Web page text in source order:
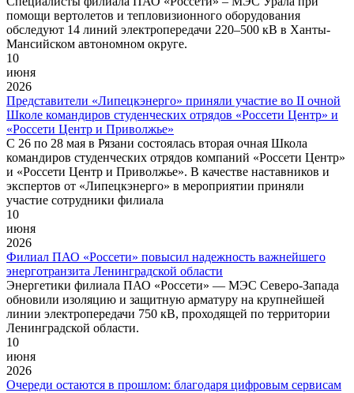
помощи вертолетов и тепловизионного оборудования
обследуют 14 линий электропередачи 220–500 кВ в Ханты-
Мансийском автономном округе.
10
июня
2026
Представители «Липецкэнерго» приняли участие во II очной
Школе командиров студенческих отрядов «Россети Центр» и
«Россети Центр и Приволжье»
С 26 по 28 мая в Рязани состоялась вторая очная Школа
командиров студенческих отрядов компаний «Россети Центр»
и «Россети Центр и Приволжье». В качестве наставников и
экспертов от «Липецкэнерго» в мероприятии приняли
участие сотрудники филиала
10
июня
2026
Филиал ПАО «Россети» повысил надежность важнейшего
энерготранзита Ленинградской области
Энергетики филиала ПАО «Россети» — МЭС Северо-Запада
обновили изоляцию и защитную арматуру на крупнейшей
линии электропередачи 750 кВ, проходящей по территории
Ленинградской области.
10
июня
2026
Очереди остаются в прошлом: благодаря цифровым сервисам